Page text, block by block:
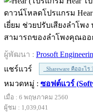
ดาวน์โหลดโปรแกรม
เยี่ยม ช่วยปรับเสียงลำโพ
สามารถของลำโพงคุณออ
ผู้พัฒนา : Prosoft
แชร์แวร์
Shareware คืออะไร
หมวดหมู่ : ซอฟต์แวร์
เมื่อ : 6 พฤษภาคม 2560
ผู้ชม : 1,039,041